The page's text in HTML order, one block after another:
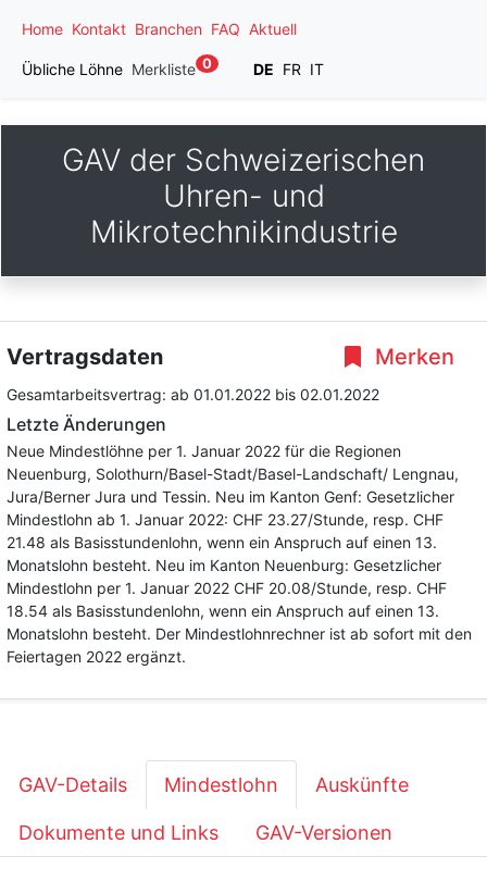
Home Kontakt Branchen FAQ Aktuell
Übliche Löhne Merkliste 0 DE FR IT
GAV der Schweizerischen
Uhren- und
Mikrotechnikindustrie
Merken
Vertragsdaten
Gesamtarbeitsvertrag: ab 01.01.2022 bis 02.01.2022
Letzte Änderungen
Neue Mindestlöhne per 1. Januar 2022 für die Regionen
Neuenburg, Solothurn/Basel-Stadt/Basel-Landschaft/ Lengnau,
Jura/Berner Jura und Tessin. Neu im Kanton Genf: Gesetzlicher
Mindestlohn ab 1. Januar 2022: CHF 23.27/Stunde, resp. CHF
21.48 als Basisstundenlohn, wenn ein Anspruch auf einen 13.
Monatslohn besteht. Neu im Kanton Neuenburg: Gesetzlicher
Mindestlohn per 1. Januar 2022 CHF 20.08/Stunde, resp. CHF
18.54 als Basisstundenlohn, wenn ein Anspruch auf einen 13.
Monatslohn besteht. Der Mindestlohnrechner ist ab sofort mit den
Feiertagen 2022 ergänzt.
GAV-Details Mindestlohn Auskünfte
Dokumente und Links GAV-Versionen